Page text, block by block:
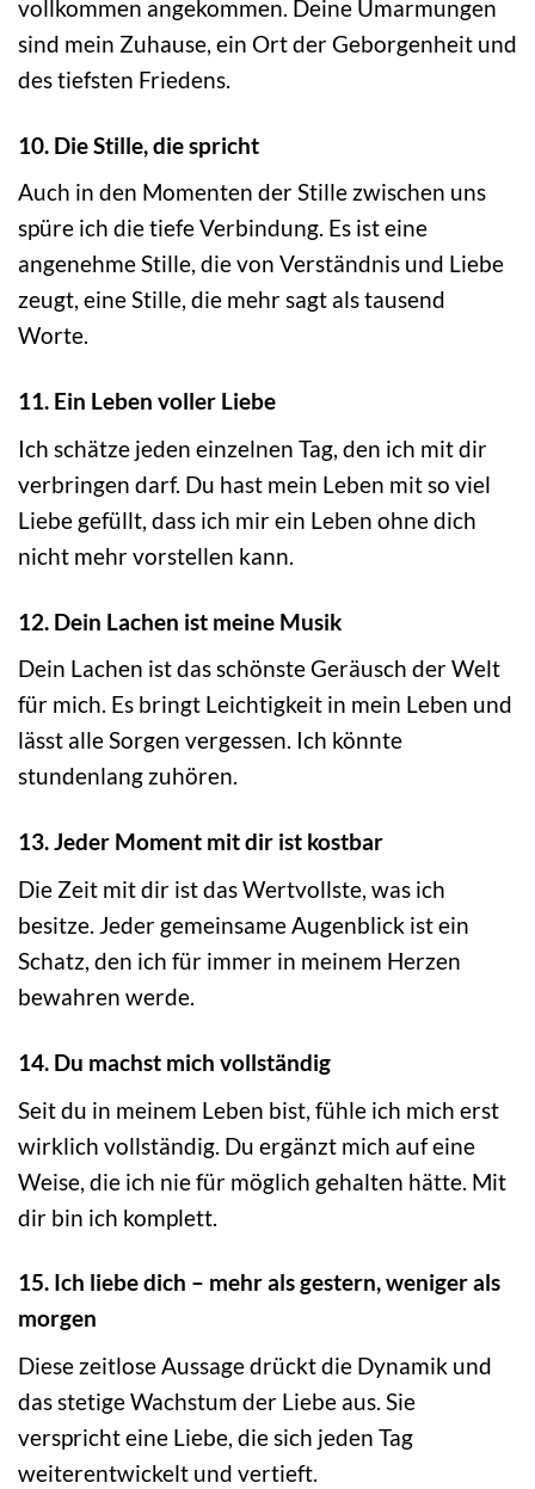
vollkommen angekommen. Deine Umarmungen
sind mein Zuhause, ein Ort der Geborgenheit und
des tiefsten Friedens.
10. Die Stille, die spricht
Auch in den Momenten der Stille zwischen uns
spüre ich die tiefe Verbindung. Es ist eine
angenehme Stille, die von Verständnis und Liebe
zeugt, eine Stille, die mehr sagt als tausend
Worte.
11. Ein Leben voller Liebe
Ich schätze jeden einzelnen Tag, den ich mit dir
verbringen darf. Du hast mein Leben mit so viel
Liebe gefüllt, dass ich mir ein Leben ohne dich
nicht mehr vorstellen kann.
12. Dein Lachen ist meine Musik
Dein Lachen ist das schönste Geräusch der Welt
für mich. Es bringt Leichtigkeit in mein Leben und
lässt alle Sorgen vergessen. Ich könnte
stundenlang zuhören.
13. Jeder Moment mit dir ist kostbar
Die Zeit mit dir ist das Wertvollste, was ich
besitze. Jeder gemeinsame Augenblick ist ein
Schatz, den ich für immer in meinem Herzen
bewahren werde.
14. Du machst mich vollständig
Seit du in meinem Leben bist, fühle ich mich erst
wirklich vollständig. Du ergänzt mich auf eine
Weise, die ich nie für möglich gehalten hätte. Mit
dir bin ich komplett.
15. Ich liebe dich – mehr als gestern, weniger als
morgen
Diese zeitlose Aussage drückt die Dynamik und
das stetige Wachstum der Liebe aus. Sie
verspricht eine Liebe, die sich jeden Tag
weiterentwickelt und vertieft.